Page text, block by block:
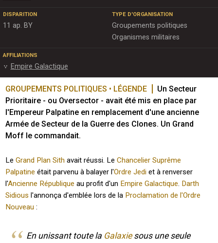
DISPARITION
11 ap. BY
TYPE D'ORGANISATION
Groupements politiques
Organismes militaires
AFFILIATIONS
Empire Galactique
GROUPEMENTS POLITIQUES • LÉGENDE
Un Secteur
Prioritaire - ou Oversector - avait été mis en place par
l'Empereur Palpatine en remplacement d'une ancienne
Armée de Secteur de la Guerre des Clones. Un Grand
Moff le commandait.
LeGrand Plan Sith avait réussi. LeChancelier Suprême
Palpatine était parvenu à balayer l'Ordre Jedi et à renverser
l'Ancienne République au profit d'un Empire Galactique. Darth
Sidious l'annonça d'emblée lors de la Proclamation de l'Ordre
Nouveau :
En unissant toute la Galaxiesous une seule